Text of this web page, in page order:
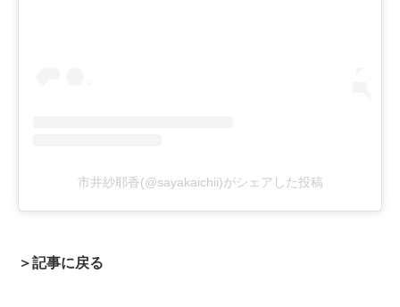
市井紗耶香(@sayakaichii)がシェアした投稿
＞記事に戻る